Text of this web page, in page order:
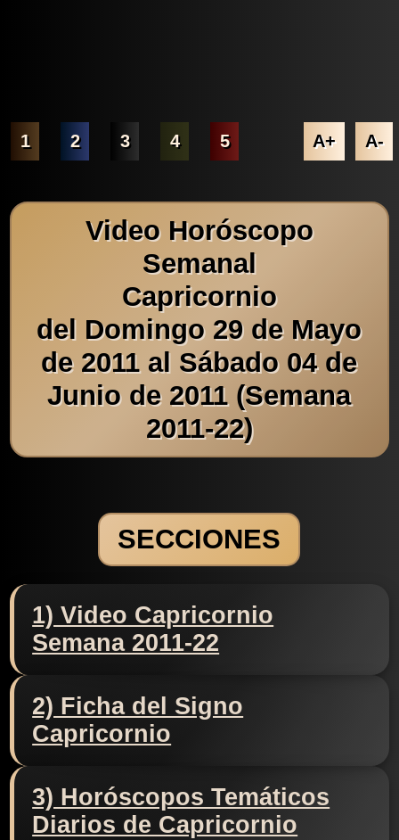
1 2 3 4 5 A+ A-
Video Horóscopo
Semanal
Capricornio
del Domingo 29 de Mayo
de 2011 al Sábado 04 de
Junio de 2011 (Semana
2011-22)
SECCIONES
1) Video Capricornio
Semana 2011-22
2) Ficha del Signo
Capricornio
3) Horóscopos Temáticos
Diarios de Capricornio